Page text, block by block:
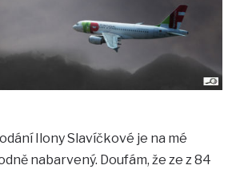
Ilony Slavíčkové je na mé
nabarvený. Doufám, že ze z 84